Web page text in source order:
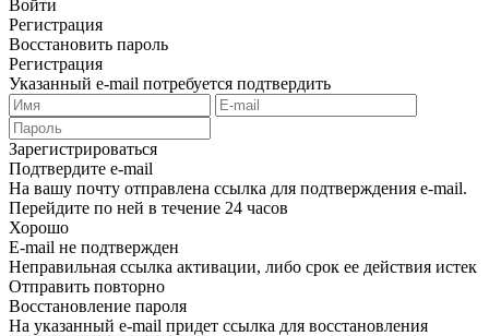
Войти
Регистрация
Восстановить пароль
Регистрация
Указанный e-mail потребуется подтвердить
Зарегистрироваться
Подтвердите e-mail
На вашу почту отправлена ссылка для подтверждения e-mail.
Перейдите по ней в течение 24 часов
Хорошо
E-mail не подтвержден
Неправильная ссылка активации, либо срок ее действия истек
Отправить повторно
Восстановление пароля
На указанный e-mail придет ссылка для восстановления